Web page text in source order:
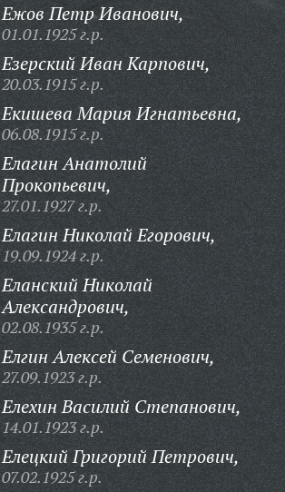
Ежов Петр Иванович,
01.01.1925 г.р.
Езерский Иван Карпович,
20.03.1915 г.р.
Екишева Мария Игнатьевна,
06.08.1915 г.р.
Елагин Анатолий
Прокопьевич,
27.01.1927 г.р.
Елагин Николай Егорович,
19.09.1924 г.р.
Еланский Николай
Александрович,
02.08.1935 г.р.
Елгин Алексей Семенович,
27.09.1923 г.р.
Елехин Василий Степанович,
14.01.1923 г.р.
Елецкий Григорий Петрович,
07.02.1925 г.р.